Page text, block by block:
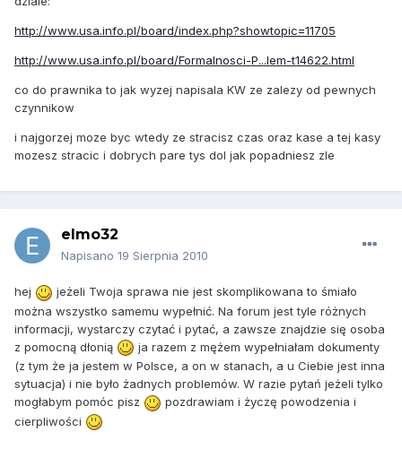
http://www.usa.info.pl/board/index.php?showtopic=11705
http://www.usa.info.pl/board/Formalnosci-P...lem-t14622.html
co do prawnika to jak wyzej napisala KW ze zalezy od pewnych
czynnikow
i najgorzej moze byc wtedy ze stracisz czas oraz kase a tej kasy
mozesz stracic i dobrych pare tys dol jak popadniesz zle
elmo32
Napisano 19 Sierpnia 2010
hej
jeżeli Twoja sprawa nie jest skomplikowana to śmiało
można wszystko samemu wypełnić. Na forum jest tyle różnych
informacji, wystarczy czytać i pytać, a zawsze znajdzie się osoba
z pomocną dłonią
ja razem z mężem wypełniałam dokumenty
(z tym że ja jestem w Polsce, a on w stanach, a u Ciebie jest inna
sytuacja) i nie było żadnych problemów. W razie pytań jeżeli tylko
mogłabym pomóc pisz
pozdrawiam i życzę powodzenia i
cierpliwości